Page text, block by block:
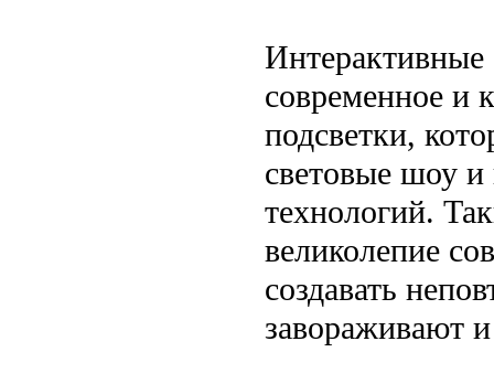
Интерактивные
современное и
подсветки,
световые шоу
технологий.
великолепие
создавать
завораживают